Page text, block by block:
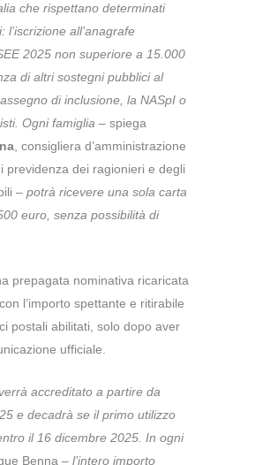
che rispettano determinati
l’iscrizione all’anagrafe
2025 non superiore a 15.000
di altri sostegni pubblici al
di inclusione, la NASpI o
Ogni famiglia – spiega
, consigliera d’amministrazione
previdenza dei ragionieri e degli
– potrà ricevere una sola carta
euro, senza possibilità di
prepagata nominativa ricaricata
l’importo spettante e ritirabile
postali abilitati, solo dopo aver
ufficiale.
accreditato a partire da
e decadrà se il primo utilizzo
il 16 dicembre 2025. In ogni
Benna – l’intero importo